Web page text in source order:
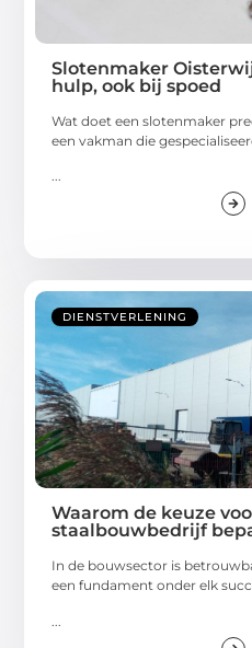
Slotenmaker
hulp, ook bij spoed
Wat doet een slotenmaker
een vakman die
...
DIENSTVERLENING
Waarom de keuze
staalbouwbedrijf
In de bouwsector is
een fundament onder elk